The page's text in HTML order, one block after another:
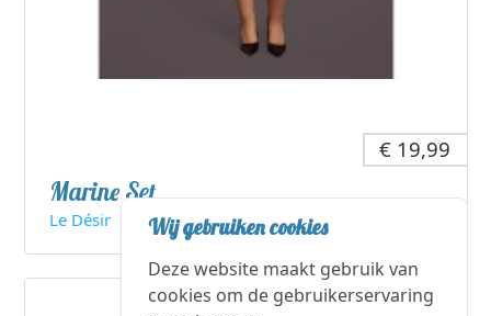
€ 19,99
Marine Set
Le Désir Wij gebruiken cookies
Deze website maakt gebruik van
cookies om de gebruikerservaring